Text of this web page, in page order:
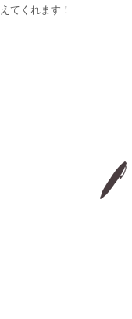
てくれます！